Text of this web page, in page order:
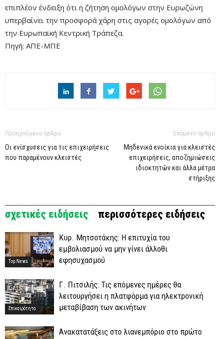
επιπλέον ένδειξη ότι η ζήτηση ομολόγων στην Ευρωζώνη
υπερβαίνει την προσφορά χάρη στις αγορές ομολόγων από
την Ευρωπαϊκή Κεντρική Τράπεζα.
Πηγή: ΑΠΕ-ΜΠΕ
Προηγούμενο άρθρο
Οι ενίσχυσεις για τις επιχειρήσεις
που παραμένουν κλειστές
Επόμενο άρθρο
Μηδενικά ενοίκια για κλειστές
επιχειρήσεις, αποζημιώσεις
ιδιοκτητών και άλλα μέτρα
στήριξης
σχετικές ειδήσεις περισσότερες ειδήσεις
Top News
Κυρ. Μητσοτάκης: Η επιτυχία του
εμβολιασμού να μην γίνει άλλοθι
εφησυχασμού
Επικαιρότητα
Γ. Πιτσιλής: Τις επόμενες ημέρες θα
λειτουργήσει η πλατφόρμα για ηλεκτρονική
μεταβίβαση των ακινήτων
Ανακατατάξεις στο λιανεμπόριο στο πρώτο